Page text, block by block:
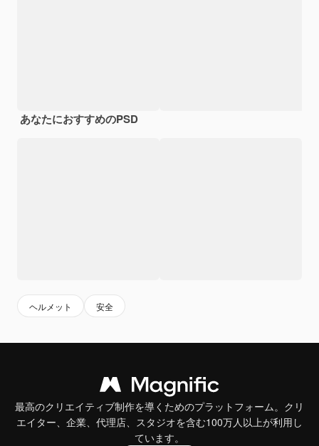
あなたにおすすめのPSD
ヘルメット 安全
最高のクリエイティブ制作を導くためのプラットフォーム。クリ
エイター、企業、代理店、スタジオを含む100万人以上が利用し
ています。